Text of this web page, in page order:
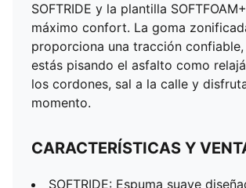
SOFTRIDE y la plantilla
máximo confort. La goma
proporciona una tracción
estás pisando el asfalto como
los cordones, sal a la calle y
momento.
CARACTERÍSTICAS Y
SOFTRIDE: Espuma suave